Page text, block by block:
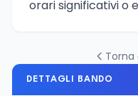
orari significativi o
Torna
DETTAGLI BANDO